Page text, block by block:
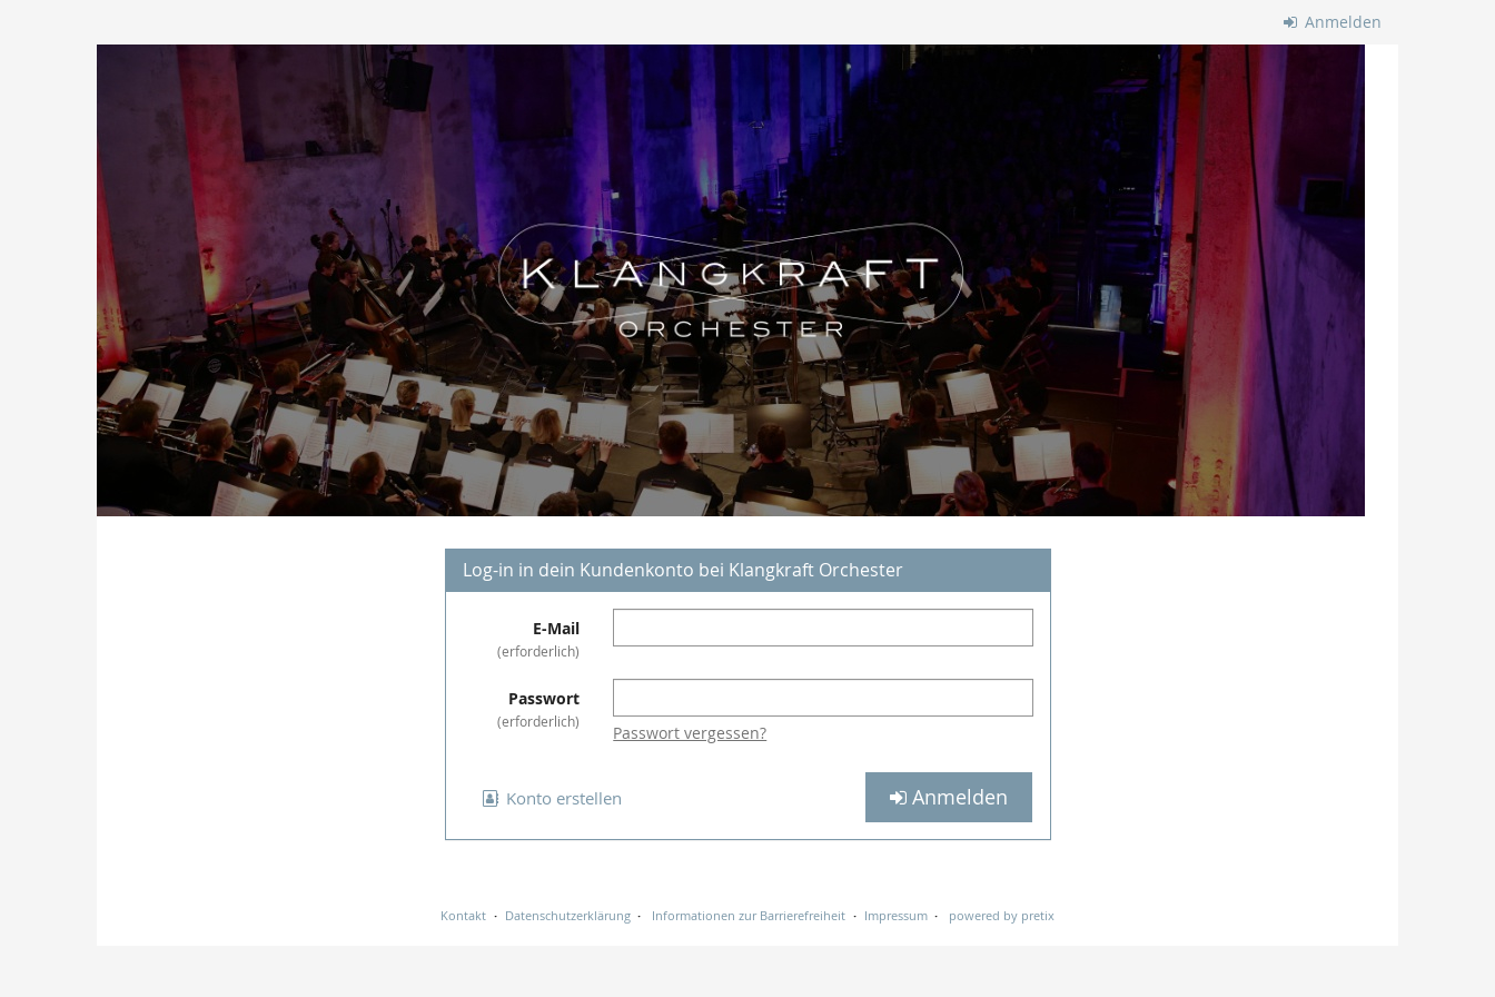
Anmelden
Klangkraft
Orchester
Log-in in dein Kundenkonto bei Klangkraft Orchester
E-Mail
erforderlich
Passwort
erforderlich
Passwort vergessen?
Konto erstellen Anmelden
Kontakt Datenschutzerklärung Informationen zur Barrierefreiheit Impressum powered by pretix